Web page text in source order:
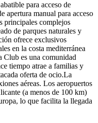
para acceso de
apertura manual para acceso
principales complejos
de parques naturales y
ofrece exclusivos
en la costa mediterránea
Club es una comunidad
tiempo atrae a familias y
oferta de ocio.La
aéreas. Los aeropuertos
(a menos de 100 km)
lo que facilita la llegada